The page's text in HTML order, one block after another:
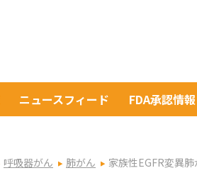
ニュースフィード FDA承認情報
呼吸器がん 肺がん 家族性EGFR変異